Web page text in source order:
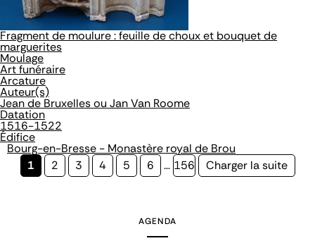
Fragment de moulure : feuille de choux et bouquet de
marguerites
Moulage
Art funéraire
Arcature
Auteur(s)
Jean de Bruxelles ou Jan Van Roome
Datation
1516-1522
Édifice
Bourg-en-Bresse - Monastère royal de Brou
Page
1 Page
2 Page
3 Page
4 Page
5 Page
6 … Page
156
Page
Charger la suite
AGENDA